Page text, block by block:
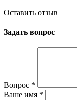
Оставить отзыв
Задать вопрос
Вопрос *
Ваше имя *